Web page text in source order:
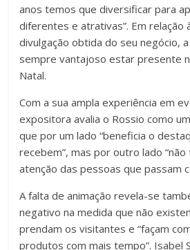
anos temos que diversificar para
diferentes e atrativas”. Em relação
divulgação obtida do seu negócio,
sempre vantajoso estar presente
Natal.
Com a sua ampla experiência em
expositora avalia o Rossio como
que por um lado “beneficia o
recebem”, mas por outro lado
atenção das pessoas que passam
A falta de animação revela-se
negativo na medida que não
prendam os visitantes e “façam
produtos com mais tempo”. Isabel